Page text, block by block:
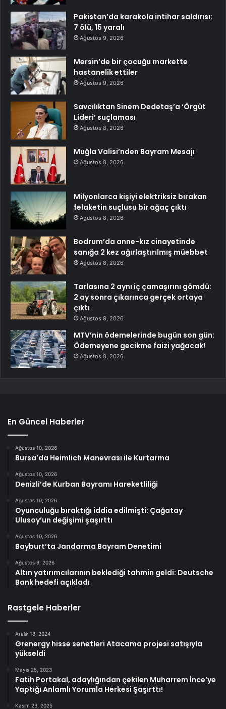
Pakistan’da karakola intihar saldırısı;
7 ölü, 15 yaralı
Ağustos 9, 2026
Mersin’de bir çocuğu markette
hastanelik ettiler
Ağustos 9, 2026
Savcılıktan Sinem Dedetaş’a ‘Örgüt
Lideri’ suçlaması
Ağustos 8, 2026
Muğla Valisi’nden Bayram Mesajı
Ağustos 8, 2026
Milyonlarca kişiyi elektriksiz bırakan
felaketin suçlusu bir ağaç çıktı
Ağustos 8, 2026
Bodrum’da anne-kız cinayetinde
sanığa 2 kez ağırlaştırılmış müebbet
Ağustos 8, 2026
Tarlasına 2 aynı iç çamaşırını gömdü:
2 ay sonra çıkarınca gerçek ortaya
çıktı
Ağustos 8, 2026
MTV’nin ödemelerinde bugün son gün:
Ödemeyene gecikme faizi yağacak!
Ağustos 8, 2026
En Güncel Haberler
Ağustos 10, 2026
Bursa’da Heimlich Manevrası ile Kurtarma
Ağustos 10, 2026
Denizli’de Kurban Bayramı Hareketliliği
Ağustos 10, 2026
Oyunculuğu bıraktığı iddia edilmişti: Çağatay
Ulusoy’un değişimi şaşırttı
Ağustos 10, 2026
Bayburt’ta Jandarma Bayram Denetimi
Ağustos 9, 2026
Altın yatırımcılarının beklediği tahmin geldi: Deutsche
Bank hedefi açıkladı
Rastgele Haberler
Aralık 18, 2024
Grenergy hisse senetleri Atacama projesi satışıyla
yükseldi
Mayıs 25, 2023
Fatih Portakal, adaylığından çekilen Muharrem İnce’ye
Yaptığı Anlamlı Yorumla Herkesi Şaşırttı!
Kasım 23, 2025